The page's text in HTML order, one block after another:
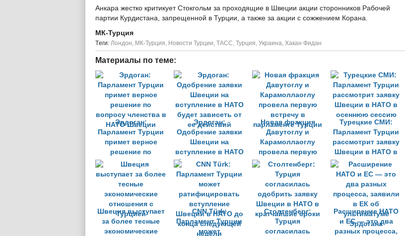
Анкара жестко критикует Стокгольм за проходящие в Швеции акции сторонников Рабочей
партии Курдистана, запрещенной в Турции, а также за акции с сожжением Корана.
МК-Турция
Tеги: Лондон, МК-Турция, Новости Турции, ТАСС, Турция, Украина, Хакан Фидан
Материалы по теме:
Эрдоган:
Парламент Турции
примет верное
решение по
вопросу членства в
НАТО Швеции
Эрдоган:
Одобрение заявки
Швеции на
вступление в НАТО
будет зависеть от
ее действий
Новая фракция
Давутоглу и
Карамоллаоглу
провела первую
встречу в
парламенте Турции
Турецкие СМИ:
Парламент Турции
рассмотрит заявку
Швеции в НАТО в
осеннюю сессию
Швеция выступает
за более тесные
экономические
CNN Türk:
Парламент Турции
может
Столтенберг:
Турция
согласилась
Расширение НАТО
и ЕС — это два
разных процесса,